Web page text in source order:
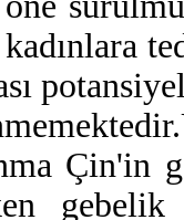
Çin'in
gebelik